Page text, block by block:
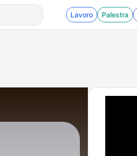
Lavoro Palestra